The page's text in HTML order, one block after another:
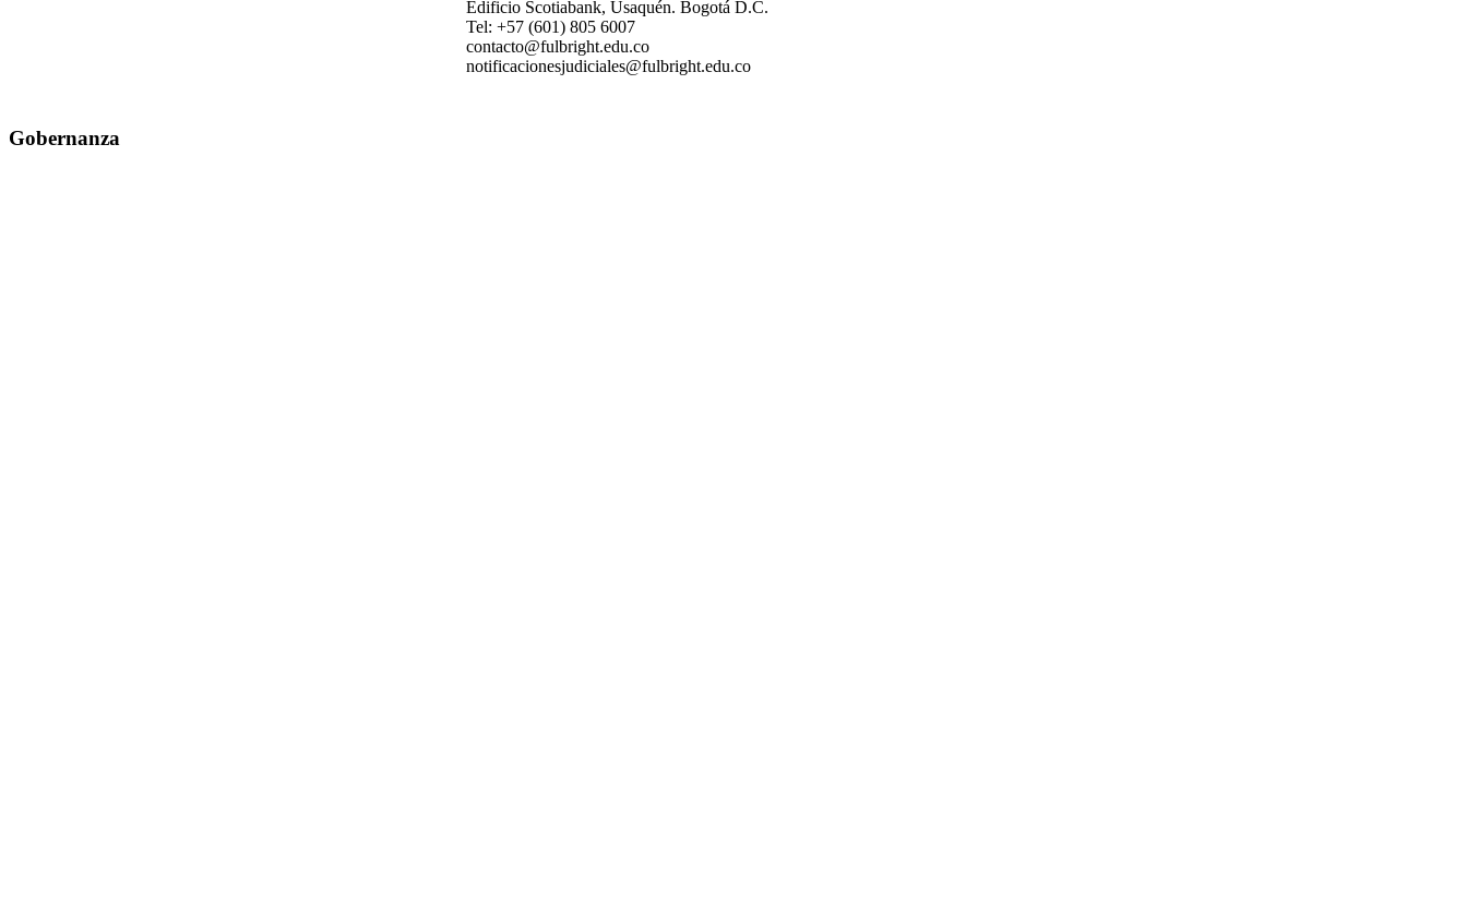
Edificio Scotiabank, Usaquén. Bogotá D.C.
Tel: +57 (601) 805 6007
contacto@fulbright.edu.co
notificacionesjudiciales@fulbright.edu.co
Gobernanza